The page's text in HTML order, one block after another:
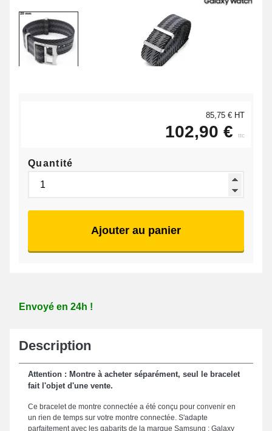
85,75 € HT
102,90 € ttc
Quantité
Ajouter au panier
Envoyé en 24h !
Description
Attention : Montre à acheter séparément, seul le bracelet
fait l'objet d'une vente.
Ce bracelet de montre connectée a été conçu pour convenir en
un rien de temps sur votre montre connectée. S'adapte
parfaitement avec les gabarits de la marque Samsung : Galaxy